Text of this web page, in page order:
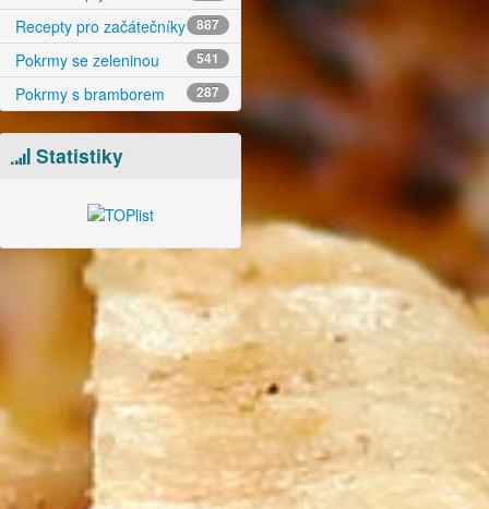
Recepty pro začátečníky 887
Pokrmy se zeleninou 541
Pokrmy s bramborem 287
Statistiky